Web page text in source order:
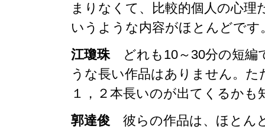
まりなくて、比較的個人の心
いうような内容がほとんどです
江瓊珠どれも10～30分の短編
うな長い作品はありません。
１，２本長いのが出てくるかも
郭達俊 彼らの作品は、ほとん